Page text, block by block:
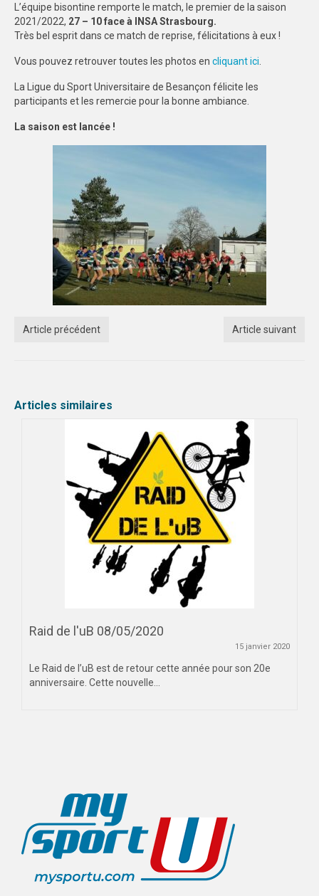
DIJON
SPORTS IND
BESANÇON
DIJON
COMMUNICATION
MAG DU SPORT-U
PHOTOTHÈQUE
BESANÇON
DIJON
VIDÉOTHÈQUE
LOGOTHÈQUE
L’équipe bisontine remporte le match, le premier de la saison
2021/2022, 27 – 10faceà INSA Strasbourg.
Très bel esprit dans ce match de reprise, félicitations à eux !
Vous pouvez retrouver toutes les photos en cliquant ici
La Ligue du Sport Universitaire de Besançon félicite les
participants et les remercie pour la bonne ambiance.
La saison est lancée !
Article précédent Article suivant
Articles similaires
Raid de l'uB 08/05/2020
15 janvier 2020
Le Raid de l’uB est de retour cette année pour son 20e
anniversaire. Cette nouvelle...